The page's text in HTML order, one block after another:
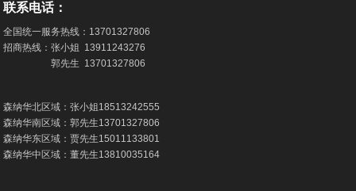
联系电话：
全国统一服务热线： 13701327806
招商热线：张小姐 13911243276
郭先生 13701327806
森纳华北区域：张小姐 18513242555
森纳华南区域：郭先生13701327806
森纳华东区域：贾先生15011133801
森纳华中区域：董先生13810035164